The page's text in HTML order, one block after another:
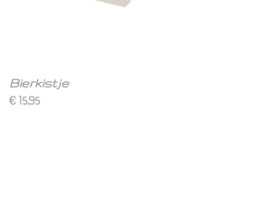
Bierkistje
€ 15,95